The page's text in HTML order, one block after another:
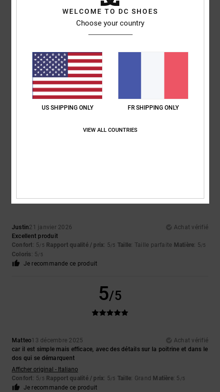
3 avis vérifiésdepuis novembre 2025
67% de nos clients recommandent ce produit
Taille
Trop petit Trop grand
5.0
Justin21 janvier 2026
Achat vérifié
Excellent produit
Confort: 5/5 Rapport qualité / prix: 5/5 Taille: Taille parfaite Matière: 5/5
Coloris: 5/5
Je recommande ce produit
5/5
Matteo13 décembre 2025
Achat vérifié
car il est simple mais efficace, avec des détails sur la poitrine et dans le
dos qui se démarquent
Afficher original - Italiano
Confort: 5/5 Rapport qualité / prix: 5/5 Taille: Grand Matière: 5 /5
Je recommande ce produit
WELCOME TO DC SHOES
Choose your country
US SHIPPING ONLY FR SHIPPING ONLY
VIEW ALL COUNTRIES